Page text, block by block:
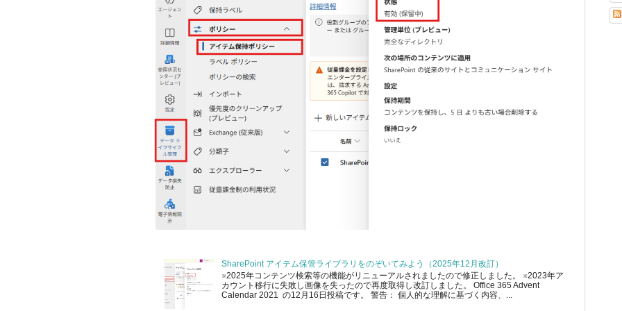
SharePoint アイテム保管ライブラリをのぞいてみよう（2025年12月改訂）
※2025年コンテンツ検索等の機能がリニューアルされましたので修正しました。 ※2023年ア
カウント移行に失敗し画像を失ったので再度取得し改訂しました。 Office 365 Advent
Calendar 2021 の12月16日投稿です。 警告： 個人的な理解に基づく内容、...